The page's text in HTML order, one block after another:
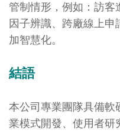
管制情形，例如：訪客
因子辨識、跨廠線上申
加智慧化。
結語
本公司專業團隊具備軟
業模式開發、使用者研